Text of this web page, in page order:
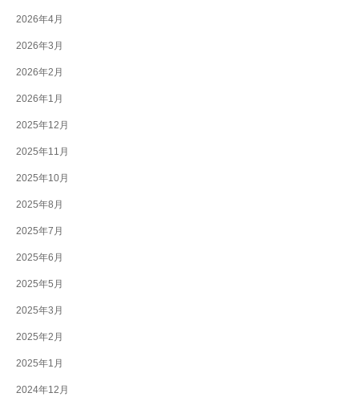
2026年4月
2026年3月
2026年2月
2026年1月
2025年12月
2025年11月
2025年10月
2025年8月
2025年7月
2025年6月
2025年5月
2025年3月
2025年2月
2025年1月
2024年12月